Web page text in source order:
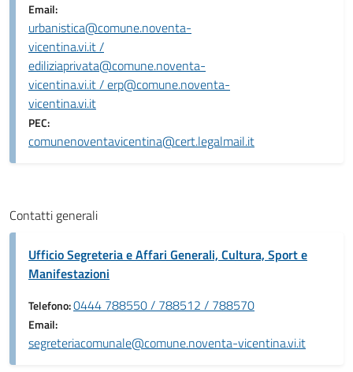
Email:
urbanistica@comune.noventa-
vicentina.vi.it /
ediliziaprivata@comune.noventa-
vicentina.vi.it / erp@comune.noventa-
vicentina.vi.it
PEC:
comunenoventavicentina@cert.legalmail.it
Contatti generali
Ufficio Segreteria e Affari Generali, Cultura, Sport e
Manifestazioni
Telefono:0444 788550 / 788512 / 788570
Email:
segreteriacomunale@comune.noventa-vicentina.vi.it